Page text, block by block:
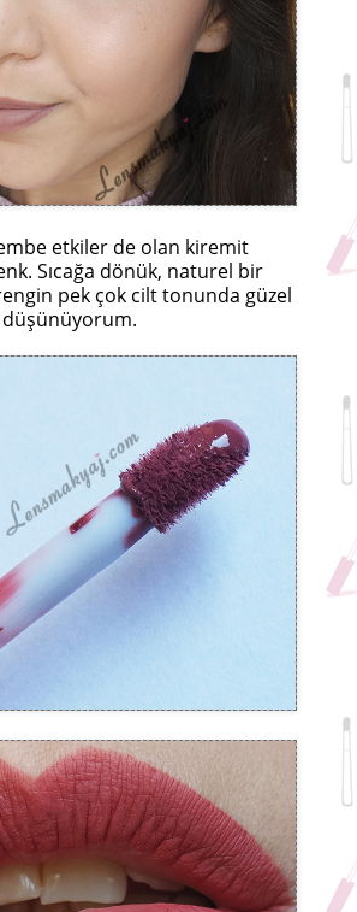
etkiler de olan kiremit
Sıcağa dönük, naturel bir
pek çok cilt tonunda güzel